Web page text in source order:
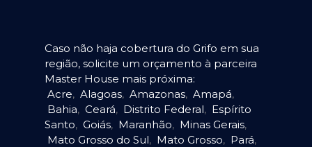
Caso não haja cobertura do Grifo em sua
região, solicite um orçamento à parceira
Master House mais próxima:
Acre, Alagoas, Amazonas, Amapá,
Bahia, Ceará, Distrito Federal, Espírito
Santo, Goiás, Maranhão, Minas Gerais,
Mato Grosso do Sul, Mato Grosso, Pará,